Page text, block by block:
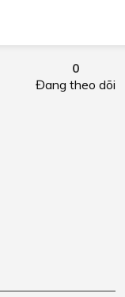
0
Đang theo dõi